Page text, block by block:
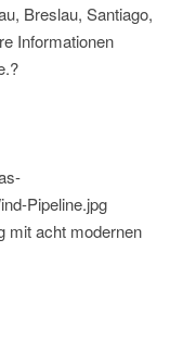
Breslau, Santiago,
Informationen
Pipeline.jpg
mit acht modernen